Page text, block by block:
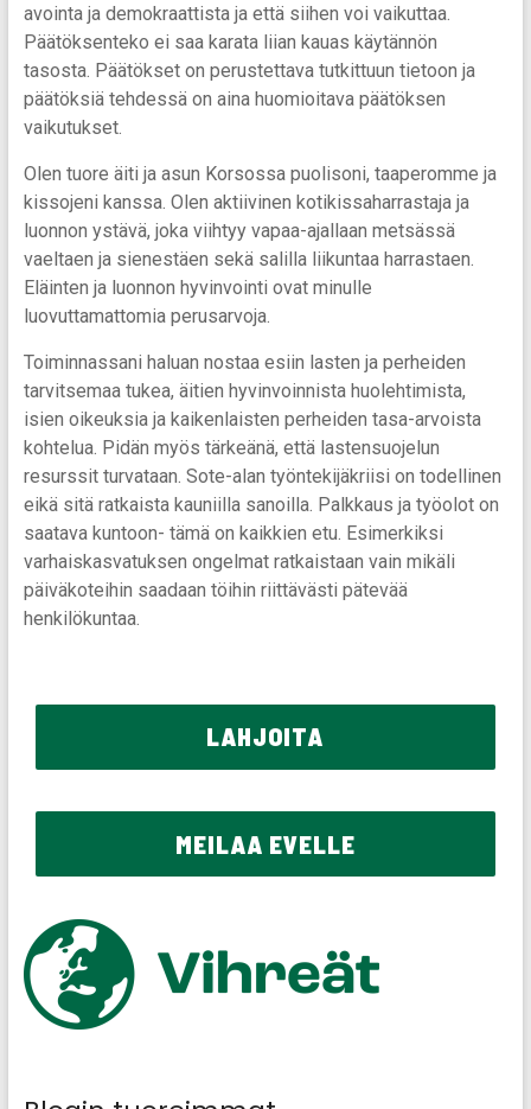
avointa ja demokraattista ja että siihen voi vaikuttaa.
Päätöksenteko ei saa karata liian kauas käytännön
tasosta. Päätökset on perustettava tutkittuun tietoon ja
päätöksiä tehdessä on aina huomioitava päätöksen
vaikutukset.
Olen tuore äiti ja asun Korsossa puolisoni, taaperomme ja
kissojeni kanssa. Olen aktiivinen kotikissaharrastaja ja
luonnon ystävä, joka viihtyy vapaa-ajallaan metsässä
vaeltaen ja sienestäen sekä salilla liikuntaa harrastaen.
Eläinten ja luonnon hyvinvointi ovat minulle
luovuttamattomia perusarvoja.
Toiminnassani haluan nostaa esiin lasten ja perheiden
tarvitsemaa tukea, äitien hyvinvoinnista huolehtimista,
isien oikeuksia ja kaikenlaisten perheiden tasa-arvoista
kohtelua. Pidän myös tärkeänä, että lastensuojelun
resurssit turvataan. Sote-alan työntekijäkriisi on todellinen
eikä sitä ratkaista kauniilla sanoilla. Palkkaus ja työolot on
saatava kuntoon- tämä on kaikkien etu. Esimerkiksi
varhaiskasvatuksen ongelmat ratkaistaan vain mikäli
päiväkoteihin saadaan töihin riittävästi pätevää
henkilökuntaa.